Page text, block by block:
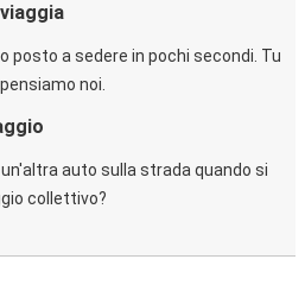
posto a sedere in pochi secondi. Tu
noi.
auto sulla strada quando si
collettivo?